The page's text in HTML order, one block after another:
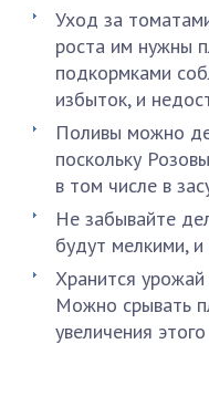
Уход за
роста им нужны
подкормками
избыток, и
Поливы можно
поскольку
в том числе в
Не забывайте
будут мелкими, и
Хранится
Можно срывать
увеличения